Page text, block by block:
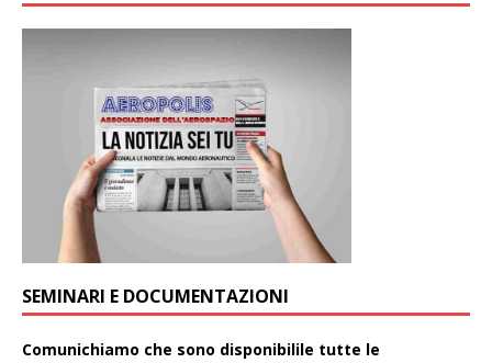
SEMINARI E DOCUMENTAZIONI
Comunichiamo che sono disponibilile tutte le